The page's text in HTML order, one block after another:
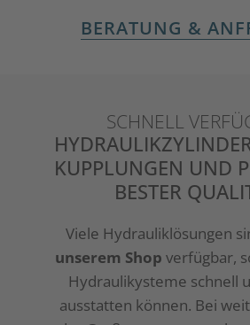
BERATUNG &
SCHNELL
KUPPLUNGEN UND
BESTER
Viele Hydrauliklösungen
unserem Shop verfügbar,
Hydraulikysteme schnell
ausstatten können. Bei